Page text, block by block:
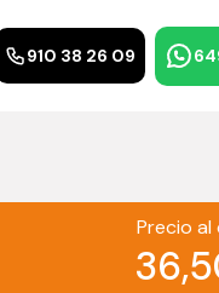
910 38 26 09
Precio